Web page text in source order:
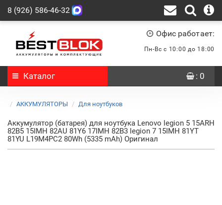
8 (926) 586-46-32
Офис работает:
Пн-Вс с 10:00 до 18:00
Каталог : 0
АККУМУЛЯТОРЫ Для ноутбуков
Аккумулятор (батарея) для ноутбука Lenovo legion 5 15ARH
82B5 15IMH 82AU 81Y6 17IMH 82B3 legion 7 15IMH 81YT
81YU L19M4PC2 80Wh (5335 mAh) Оригинал